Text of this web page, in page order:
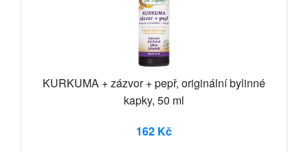
KURKUMA + zázvor + pepř, originální bylinné
kapky, 50 ml
162 Kč